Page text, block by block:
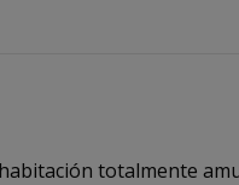
totalmente